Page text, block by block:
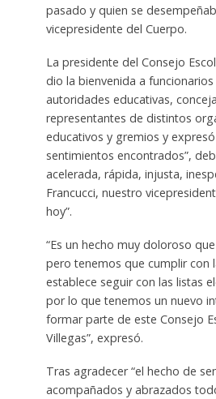
pasado y quien se
vicepresidente del Cuerpo.
La presidente del Consejo
dio la bienvenida a
autoridades educativas,
representantes de distintos
educativos y gremios y
sentimientos encontrados”,
acelerada, rápida, injusta,
Francucci, nuestro
hoy”.
“Es un hecho muy doloroso
pero tenemos que cumplir con
establece seguir con las listas
por lo que tenemos un nuevo
formar parte de este Consejo
Villegas”, expresó.
Tras agradecer “el hecho de
acompañados y abrazados